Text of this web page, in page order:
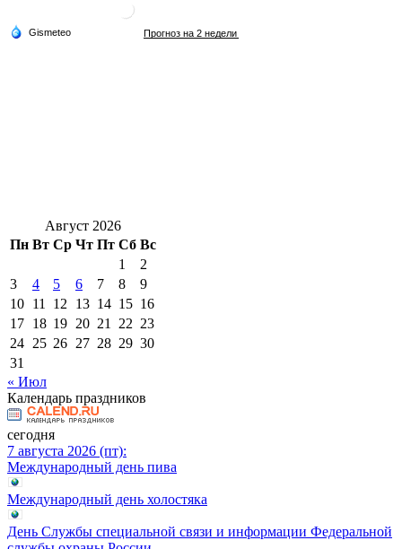
Август 2026
Пн Вт Ср Чт Пт Сб Вс
1
2
3
4 5 6 7 8
9
10 11 12 13 14 15 16
17 18 19 20 21 22 23
24 25 26 27 28 29 30
31
« Июл
Календарь праздников
сегодня
7 августа 2026 (пт):
Международный день пива
Международный день холостяка
День Службы специальной связи и информации Федеральной